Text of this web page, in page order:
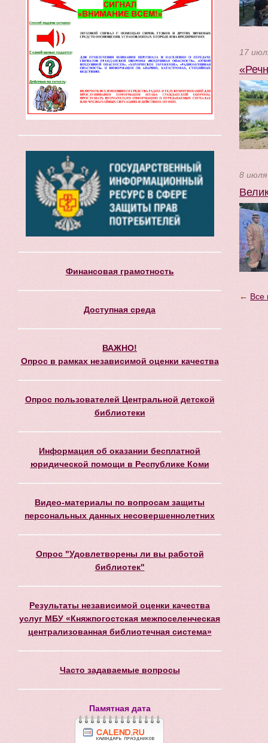
Финансовая грамотность
Доступная среда
ВАЖНО!
Опрос в рамках независимой оценки качества
Опрос пользователей Центральной детской
библиотеки
Информация об оказании бесплатной
юридической помощи в Республике Коми
Видео-материалы по вопросам защиты
персональных данных несовершеннолетних
Опрос "Удовлетворены ли вы работой
библиотек"
Результаты независимой оценки качества
услуг МБУ «Княжпогостская межпоселенческая
централизованная библиотечная система»
Часто задаваемые вопросы
Памятная дата
17
8
← Все